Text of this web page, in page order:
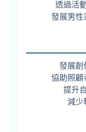
透過活
發展男性
發展創
協助照顧
提升
減少